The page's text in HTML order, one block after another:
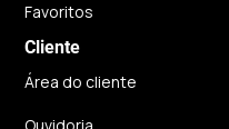
Favoritos
Cliente
Área do cliente